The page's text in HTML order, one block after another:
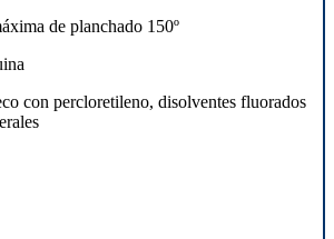
de planchado 150º
con percloretileno, disolventes fluorados